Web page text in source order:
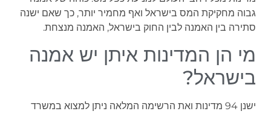
גבוה מחקיקת המס בישראל ואף מחמיר יותר, כך שאם ישנה
סתירה בין האמנה לבין החוק בישראל, האמנה מנצחת.
מי הן המדינות איתן יש אמנה
בישראל?
ישנן 94 מדינות ואת הרשימה המלאה ניתן למצוא במשרד